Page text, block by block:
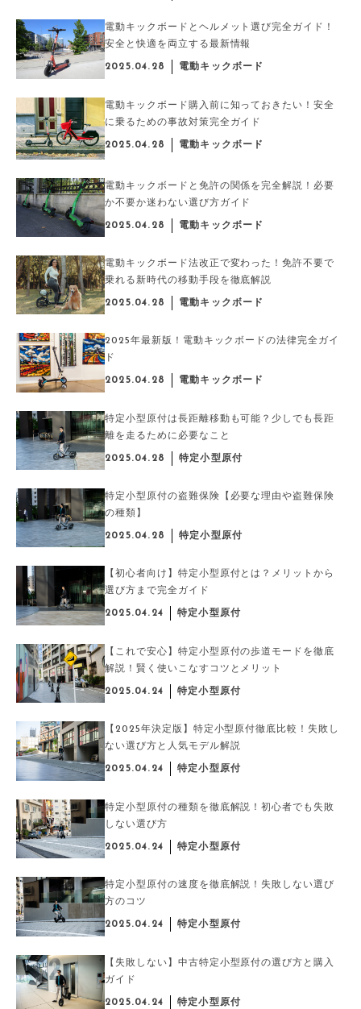
電動キックボードとヘルメット選び完全ガイド！
安全と快適を両立する最新情報
2025.04.28 電動キックボード
電動キックボード購入前に知っておきたい！安全
に乗るための事故対策完全ガイド
2025.04.28 電動キックボード
電動キックボードと免許の関係を完全解説！必要
か不要か迷わない選び方ガイド
2025.04.28 電動キックボード
電動キックボード法改正で変わった！免許不要で
乗れる新時代の移動手段を徹底解説
2025.04.28 電動キックボード
2025年最新版！電動キックボードの法律完全ガイ
ド
2025.04.28 電動キックボード
特定小型原付は長距離移動も可能？少しでも長距
離を走るために必要なこと
2025.04.28 特定小型原付
特定小型原付の盗難保険【必要な理由や盗難保険
の種類】
2025.04.28 特定小型原付
【初心者向け】特定小型原付とは？メリットから
選び方まで完全ガイド
2025.04.24 特定小型原付
【これで安心】特定小型原付の歩道モードを徹底
解説！賢く使いこなすコツとメリット
2025.04.24 特定小型原付
【2025年決定版】特定小型原付徹底比較！失敗し
ない選び方と人気モデル解説
2025.04.24 特定小型原付
特定小型原付の種類を徹底解説！初心者でも失敗
しない選び方
2025.04.24 特定小型原付
特定小型原付の速度を徹底解説！失敗しない選び
方のコツ
2025.04.24 特定小型原付
【失敗しない】中古特定小型原付の選び方と購入
ガイド
2025.04.24 特定小型原付